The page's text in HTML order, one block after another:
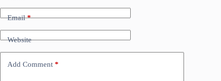
Email*
Website
Add Comment *